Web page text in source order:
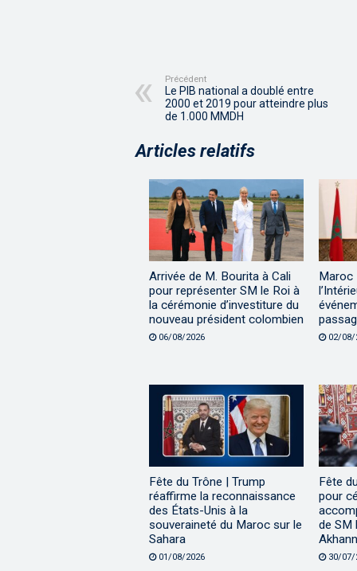
Précédent
Le PIB national a doublé entre
2000 et 2019 pour atteindre plus
de 1.000 MMDH
Articles relatifs
Arrivée de M. Bourita à Cali
pour représenter SM le Roi à
la cérémonie d’investiture du
nouveau président colombien
06/08/2026
Maroc
02/08/
Fête du Trône | Trump
réaffirme la reconnaissance
des États-Unis à la
souveraineté du Maroc sur le
Sahara
01/08/2026
Fête
pour
de SM
30/07/